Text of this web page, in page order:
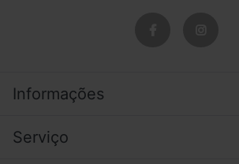
Informações
Serviço